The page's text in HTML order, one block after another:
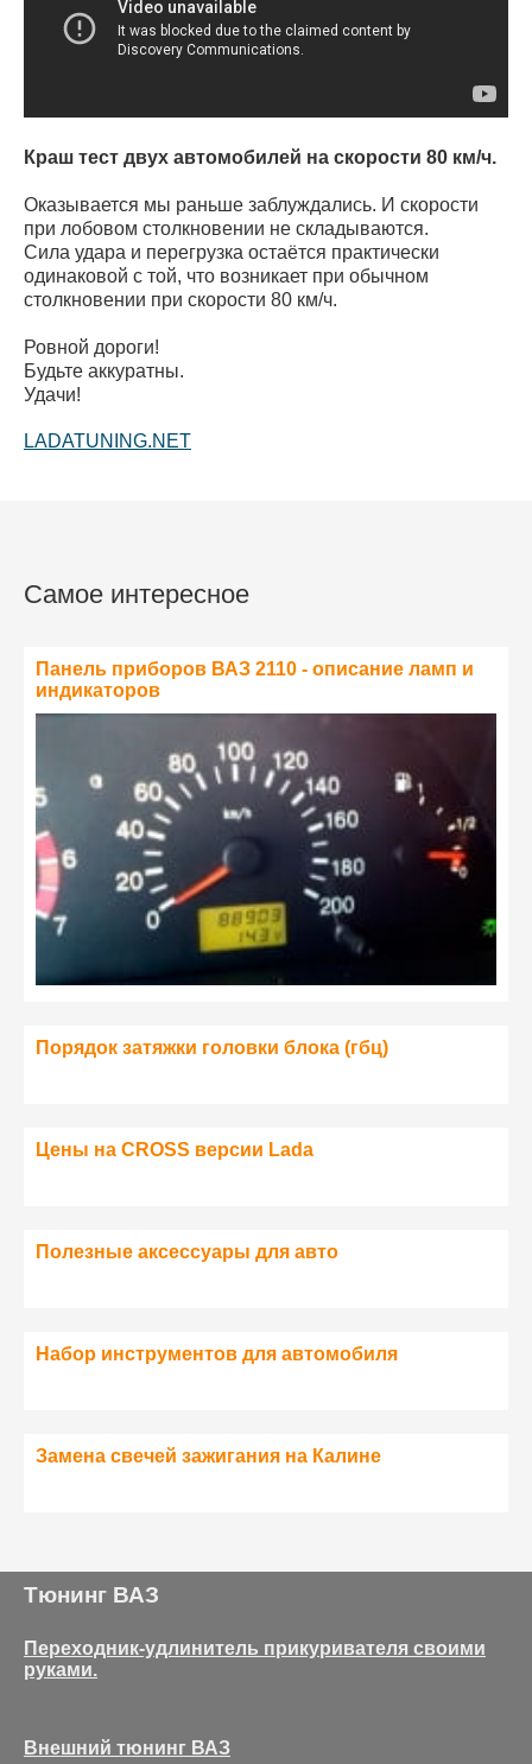
Краш тест двух автомобилей на скорости 80 км/ч.
Оказывается мы раньше заблуждались. И скорости
при лобовом столкновении не складываются.
Сила удара и перегрузка остаётся практически
одинаковой с той, что возникает при обычном
столкновении при скорости 80 км/ч.
Ровной дороги!
Будьте аккуратны.
Удачи!
LADATUNING.NET
Самое интересное
Панель приборов ВАЗ 2110 - описание ламп и
индикаторов
Порядок затяжки головки блока (гбц)
Цены на CROSS версии Lada
Полезные аксессуары для авто
Набор инструментов для автомобиля
Замена свечей зажигания на Калине
Тюнинг ВАЗ
Переходник-удлинитель прикуривателя своими
руками.
Внешний тюнинг ВАЗ